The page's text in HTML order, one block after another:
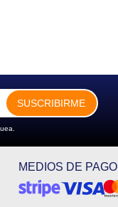
SUSCRIBIRME
MEDIOS DE PAGO